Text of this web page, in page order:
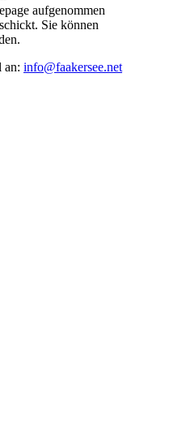
aufgenommen
Sie können
an: info@faakersee.net